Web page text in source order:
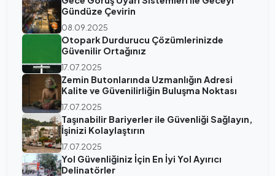
Gündüze Çevirin
08.09.2025
Otopark Durdurucu Çözümlerinizde
Güvenilir Ortağınız
17.07.2025
Zemin Butonlarında Uzmanlığın Adresi
Kalite ve Güvenilirliğin Buluşma Noktası
17.07.2025
Taşınabilir Bariyerler ile Güvenliği Sağlayın,
İşinizi Kolaylaştırın
17.07.2025
Yol Güvenliğiniz İçin En İyi Yol Ayırıcı
Delinatörler